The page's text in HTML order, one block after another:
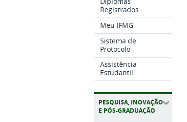
Registrados
Meu IFMG
Sistema de
Protocolo
Assistência
Estudantil
PESQUISA, INOVAÇÃO
E PÓS-GRADUAÇÃO